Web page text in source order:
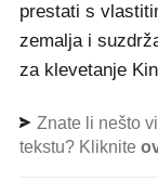
prestati s
zemalja i
za klevetanje
Znate li nešto
tekstu? Kliknite